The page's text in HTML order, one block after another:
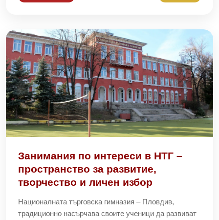
Занимания по интереси в НТГ –
пространство за развитие,
творчество и личен избор
Националната търговска гимназия – Пловдив,
традиционно насърчава своите ученици да развиват